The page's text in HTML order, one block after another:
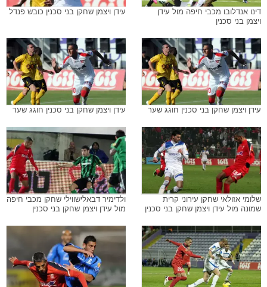
דינו אנדלובו מכבי חיפה מול עידן
ויצמן בני סכנין
עידן ויצמן שחקן בני סכנין כובש פנדל
עידן ויצמן שחקן בני סכנין חוגג שער עידן ויצמן שחקן בני סכנין חוגג שער
שלומי אזולאי שחקן עירוני קרית
שמונה מול עידן ויצמן שחקן בני סכנין
ולדימיר דבאלישווילי שחקן מכבי חיפה
מול עידן ויצמן שחקן בני סכנין